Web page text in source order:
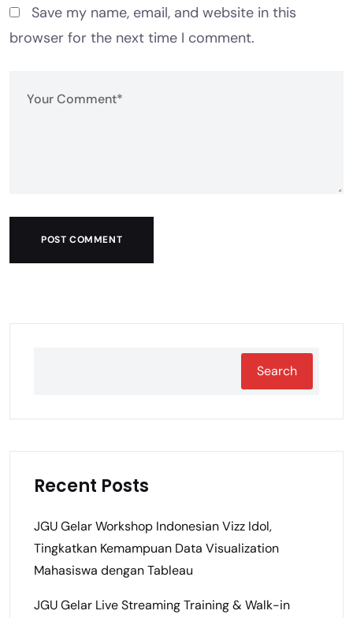
Save my name, email, and website in this
browser for the next time I comment.
POST COMMENT
Search
Recent Posts
JGU Gelar Workshop Indonesian Vizz Idol,
Tingkatkan Kemampuan Data Visualization
Mahasiswa dengan Tableau
JGU Gelar Live Streaming Training & Walk-in